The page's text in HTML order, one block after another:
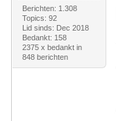
Berichten: 1.308
Topics: 92
Lid sinds: Dec 2018
Bedankt: 158
2375 x bedankt in
848 berichten